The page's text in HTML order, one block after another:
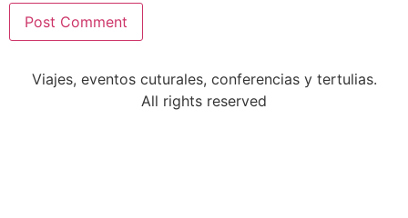
Viajes, eventos cuturales, conferencias y tertulias.
All rights reserved